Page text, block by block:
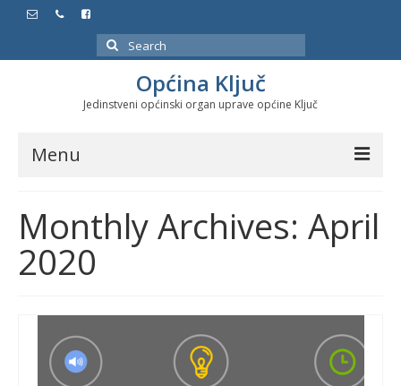
Search
for:
Općina Ključ
Jedinstveni općinski organ uprave općine Ključ
Menu
Službeni glasnici
Javne nabavke
Značajni datumi i manifestacije
Program energetske efikasnosti u stambenom
sektoru
Monthly Archives: April
2020